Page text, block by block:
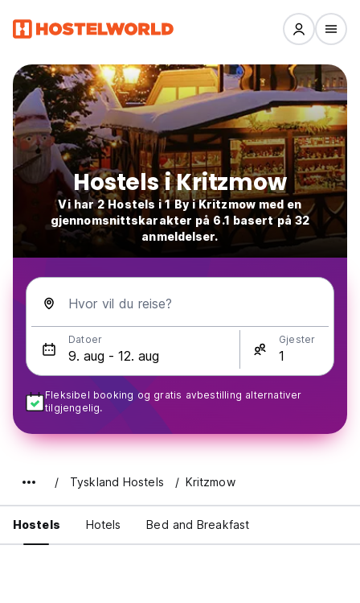
Hostels i Kritzmow
Vi har 2 Hostels i 1 By i Kritzmow med en
gjennomsnittskarakter på 6.1 basert på 32
anmeldelser.
Hvor vil du reise?
Datoer Gjester
Fleksibel booking og gratis avbestilling alternativer
tilgjengelig.
Tyskland Hostels Kritzmow
Hostels Hotels Bed and Breakfast